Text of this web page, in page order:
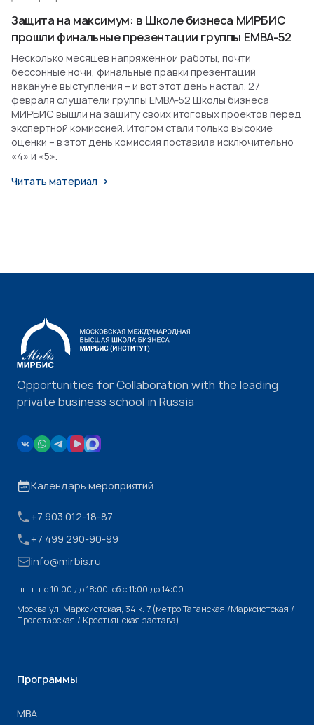
Защита на максимум: в Школе бизнеса МИРБИС
прошли финальные презентации группы EMBA-52
Несколько месяцев напряженной работы, почти
бессонные ночи, финальные правки презентаций
накануне выступления – и вот этот день настал. 27
февраля слушатели группы EMBA-52 Школы бизнеса
МИРБИС вышли на защиту своих итоговых проектов перед
экспертной комиссией. Итогом стали только высокие
оценки – в этот день комиссия поставила исключительно
«4» и «5».
Читать материал
Opportunities for Collaboration with the leading
private business school in Russia
Календарь мероприятий
+7 903 012-18-87
+7 499 290-90-99
info@mirbis.ru
пн-пт с 10:00 до 18:00, cб с 11:00 до 14:00
Москва,ул. Марксистская, 34 к. 7 (метро Таганская /Марксистская /
Пролетарская / Крестьянская застава)
Программы
МВА